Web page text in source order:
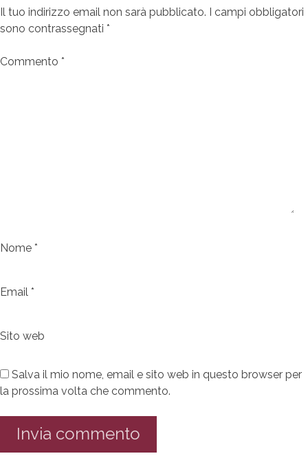
Il tuo indirizzo email non sarà pubblicato. I campi obbligatori
sono contrassegnati *
Commento *
Nome *
Email *
Sito web
Salva il mio nome, email e sito web in questo browser per
la prossima volta che commento.